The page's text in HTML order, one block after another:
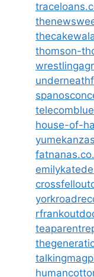
thomson-
house-of-